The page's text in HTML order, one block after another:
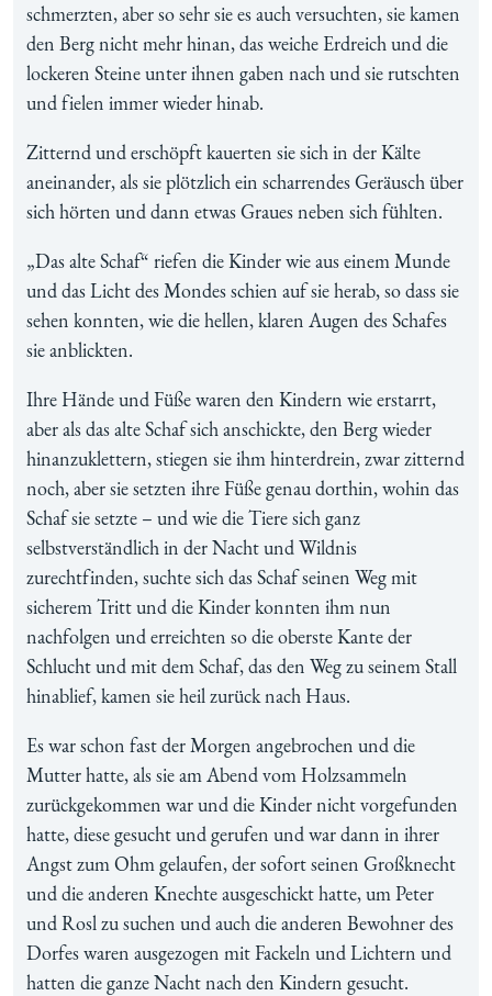
schmerzten, aber so sehr sie es auch versuchten, sie kamen
den Berg nicht mehr hinan, das weiche Erdreich und die
lockeren Steine unter ihnen gaben nach und sie rutschten
und fielen immer wieder hinab.
Zitternd und erschöpft kauerten sie sich in der Kälte
aneinander, als sie plötzlich ein scharrendes Geräusch über
sich hörten und dann etwas Graues neben sich fühlten.
„Das alte Schaf“ riefen die Kinder wie aus einem Munde
und das Licht des Mondes schien auf sie herab, so dass sie
sehen konnten, wie die hellen, klaren Augen des Schafes
sie anblickten.
Ihre Hände und Füße waren den Kindern wie erstarrt,
aber als das alte Schaf sich anschickte, den Berg wieder
hinanzuklettern, stiegen sie ihm hinterdrein, zwar zitternd
noch, aber sie setzten ihre Füße genau dorthin, wohin das
Schaf sie setzte – und wie die Tiere sich ganz
selbstverständlich in der Nacht und Wildnis
zurechtfinden, suchte sich das Schaf seinen Weg mit
sicherem Tritt und die Kinder konnten ihm nun
nachfolgen und erreichten so die oberste Kante der
Schlucht und mit dem Schaf, das den Weg zu seinem Stall
hinablief, kamen sie heil zurück nach Haus.
Es war schon fast der Morgen angebrochen und die
Mutter hatte, als sie am Abend vom Holzsammeln
zurückgekommen war und die Kinder nicht vorgefunden
hatte, diese gesucht und gerufen und war dann in ihrer
Angst zum Ohm gelaufen, der sofort seinen Großknecht
und die anderen Knechte ausgeschickt hatte, um Peter
und Rosl zu suchen und auch die anderen Bewohner des
Dorfes waren ausgezogen mit Fackeln und Lichtern und
hatten die ganze Nacht nach den Kindern gesucht.